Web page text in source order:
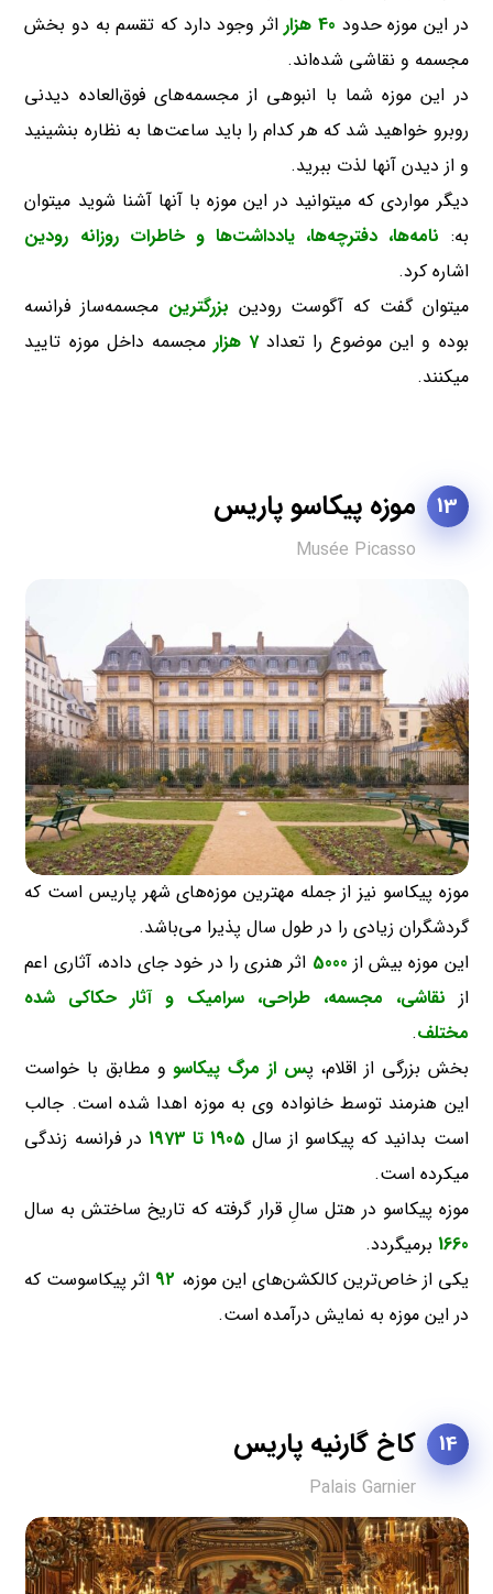
در این موزه حدود 40 هزار
اثر وجود دارد که تقسم به دو بخش
مجسمه و نقاشی شده‌اند.
در این موزه شما با انبوهی از مجسمه‌های فوق‌العاده دیدنی
روبرو خواهید شد که هر کدام را باید ساعت‌ها به نظاره بنشینید
و از دیدن آنها لذت ببرید.
دیگر مواردی که میتوانید در این موزه با آنها آشنا شوید میتوان
به: نامه‌ها، دفترچه‌ها، یادداشت‌ها و خاطرات روزانه رودین
اشاره کرد.
میتوان گفت که آگوست رودین بزرگترین مجسمه‌ساز فرانسه
بوده و این موضوع را تعداد7 هزار
مجسمه داخل موزه تایید
میکنند.
13 موزه پیکاسو پاریس
Musée Picasso
موزه پیکاسو نیز از جمله مهترین موزه‌های شهر پاریس است که
گردشگران زیادی را در طول سال پذیرا می‌باشد.
این موزه بیش از 5000 اثر هنری را در خود جای داده، آثاری اعم
از نقاشی، مجسمه، طراحی، سرامیک و آثار حکاکی شده
مختلف.
بخش بزرگی از اقلام، پس از مرگ پیکاسوو مطابق با خواست
این هنرمند توسط خانواده وی به موزه اهدا شده است. جالب
است بدانید که پیکاسو از سال1905 تا 1973
در فرانسه زندگی
میکرده است.
موزه پیکاسو در هتل سالِ قرار گرفته که تاریخ ساختش به سال
1660 برمیگردد.
یکی از خاص‌ترین کالکشن‌های این موزه، 92 اثر پیکاسوست که
در این موزه به نمایش درآمده است.
14 کاخ گارنیه پاریس
Palais Garnier